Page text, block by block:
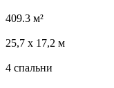
409.3 м²
25,7 х 17,2 м
4 спальни